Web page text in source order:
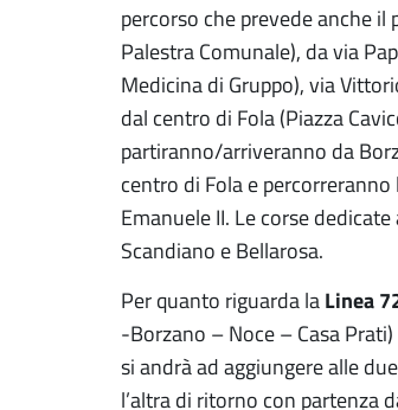
percorso che prevede anche il
Palestra Comunale), da via
Medicina di Gruppo), via
dal centro di Fola (Piazza
partiranno/arriveranno da
centro di Fola e percorreranno
Emanuele II. Le corse
Scandiano e Bellarosa.
Per quanto riguarda la Linea
-Borzano – Noce – Casa
si andrà ad aggiungere alle
l’altra di ritorno con partenza